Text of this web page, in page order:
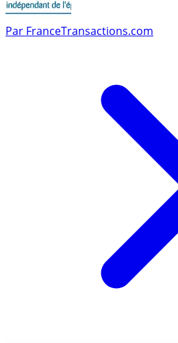
Par FranceTransactions.com